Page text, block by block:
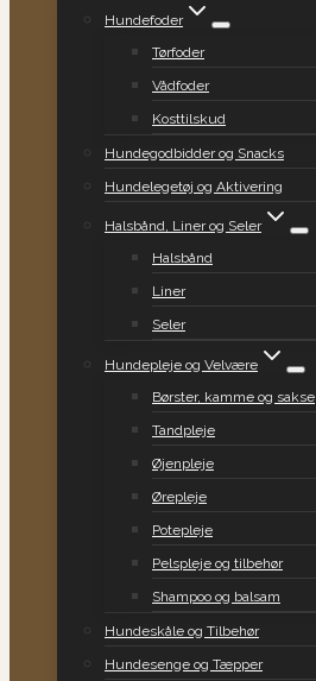
Hundefoder
Tørfoder
Vådfoder
Kosttilskud
Hundegodbidder og Snacks
Hundelegetøj og Aktivering
Halsbånd, Liner og Seler
Halsbånd
Liner
Seler
Hundepleje og Velvære
Børster, kamme og sakse
Tandpleje
Øjenpleje
Ørepleje
Potepleje
Pelspleje og tilbehør
Shampoo og balsam
Hundeskåle og Tilbehør
Hundesenge og Tæpper